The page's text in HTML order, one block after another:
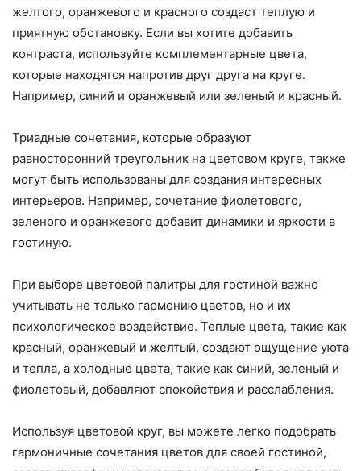
желтого, оранжевого и красного создаст теплую и
приятную обстановку. Если вы хотите добавить
контраста, используйте комплементарные цвета,
которые находятся напротив друг друга на круге.
Например, синий и оранжевый или зеленый и красный.
Триадные сочетания, которые образуют
равносторонний треугольник на цветовом круге, также
могут быть использованы для создания интересных
интерьеров. Например, сочетание фиолетового,
зеленого и оранжевого добавит динамики и яркости в
гостиную.
При выборе цветовой палитры для гостиной важно
учитывать не только гармонию цветов, но и их
психологическое воздействие. Теплые цвета, такие как
красный, оранжевый и желтый, создают ощущение уюта
и тепла, а холодные цвета, такие как синий, зеленый и
фиолетовый, добавляют спокойствия и расслабления.
Используя цветовой круг, вы можете легко подобрать
гармоничные сочетания цветов для своей гостиной,